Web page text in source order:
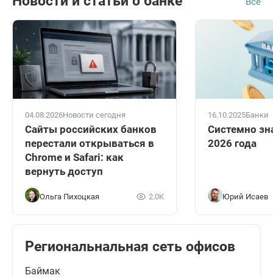
04.08.2026Новости сегодня
Сайты российских банков
перестали открываться в
Chrome и Safari: как
вернуть доступ
Ольга Пихоцкая 2.0K
16.10.2025Банки
Системно
2026 года
Юрий Исаев
Региональнальная сеть офисов
Баймак